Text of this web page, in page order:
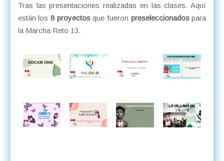
Tras las presentaciones realizadas en las clases. Aquí
están los8 proyectosque fueron preseleccionadospara
la Marcha Reto 13.